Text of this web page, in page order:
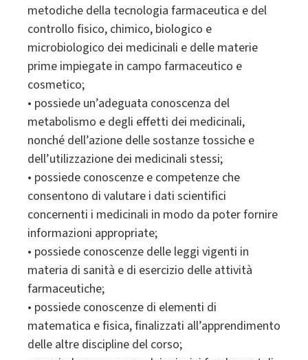
metodiche della tecnologia farmaceutica e del
controllo fisico, chimico, biologico e
microbiologico dei medicinali e delle materie
prime impiegate in campo farmaceutico e
cosmetico;
• possiede un’adeguata conoscenza del
metabolismo e degli effetti dei medicinali,
nonché dell’azione delle sostanze tossiche e
dell’utilizzazione dei medicinali stessi;
• possiede conoscenze e competenze che
consentono di valutare i dati scientifici
concernenti i medicinali in modo da poter fornire
informazioni appropriate;
• possiede conoscenze delle leggi vigenti in
materia di sanità e di esercizio delle attività
farmaceutiche;
• possiede conoscenze di elementi di
matematica e fisica, finalizzati all’apprendimento
delle altre discipline del corso;